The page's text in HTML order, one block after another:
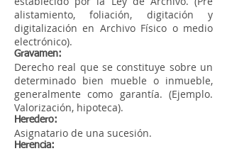
alistamiento, foliación, digitación y
digitalización en Archivo Físico o medio
electrónico).
Gravamen:
Derecho real que se constituye sobre un
determinado bien mueble o inmueble,
generalmente como garantía. (Ejemplo.
Valorización, hipoteca).
Heredero:
Asignatario de una sucesión.
Herencia: